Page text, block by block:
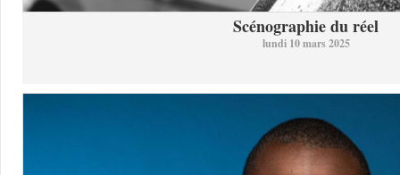
Scénographie du réel
lundi 10 mars 2025